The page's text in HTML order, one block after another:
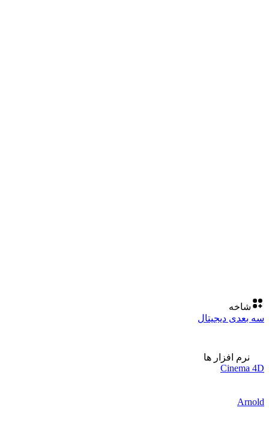
شاخه
سه بعدی دیجیتال
نرم افزار ها
Cinema 4D
Arnold